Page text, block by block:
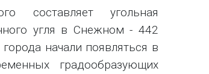
составляет угольная
угля в Снежном - 442
начали появляться в
градообразующих